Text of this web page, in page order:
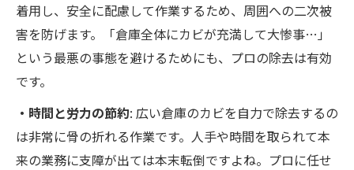
着用し、安全に配慮して作業するため、周囲への二次被
害を防げます。「倉庫全体にカビが充満して大惨事…」
という最悪の事態を避けるためにも、プロの除去は有効
です。
・時間と労力の節約: 広い倉庫のカビを自力で除去するの
は非常に骨の折れる作業です。人手や時間を取られて本
来の業務に支障が出ては本末転倒ですよね。プロに任せ